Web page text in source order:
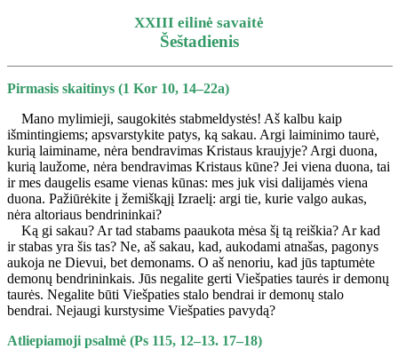
XXIII eilinė savaitė
Šeštadienis
Pirmasis skaitinys (1 Kor 10, 14–22a)
Mano mylimieji, saugokitės stabmeldystės! Aš kalbu kaip
išmintingiems; apsvarstykite patys, ką sakau. Argi laiminimo taurė,
kurią laiminame, nėra bendravimas Kristaus kraujyje? Argi duona,
kurią laužome, nėra bendravimas Kristaus kūne? Jei viena duona, tai
ir mes daugelis esame vienas kūnas: mes juk visi dalijamės viena
duona. Pažiūrėkite į žemiškąjį Izraelį: argi tie, kurie valgo aukas,
nėra altoriaus bendrininkai?
Ką gi sakau? Ar tad stabams paaukota mėsa šį tą reiškia? Ar kad
ir stabas yra šis tas? Ne, aš sakau, kad, aukodami atnašas, pagonys
aukoja ne Dievui, bet demonams. O aš nenoriu, kad jūs taptumėte
demonų bendrininkais. Jūs negalite gerti Viešpaties taurės ir demonų
taurės. Negalite būti Viešpaties stalo bendrai ir demonų stalo
bendrai. Nejaugi kurstysime Viešpaties pavydą?
Atliepiamoji psalmė (Ps 115, 12–13. 17–18)